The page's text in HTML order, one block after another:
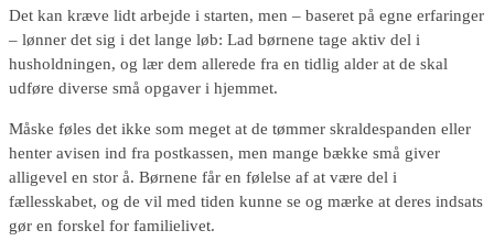
Det kan kræve lidt arbejde i starten, men – baseret på egne erfaringer
– lønner det sig i det lange løb: Lad børnene tage aktiv del i
husholdningen, og lær dem allerede fra en tidlig alder at de skal
udføre diverse små opgaver i hjemmet.
Måske føles det ikke som meget at de tømmer skraldespanden eller
henter avisen ind fra postkassen, men mange bække små giver
alligevel en stor å. Børnene får en følelse af at være del i
fællesskabet, og de vil med tiden kunne se og mærke at deres indsats
gør en forskel for familielivet.